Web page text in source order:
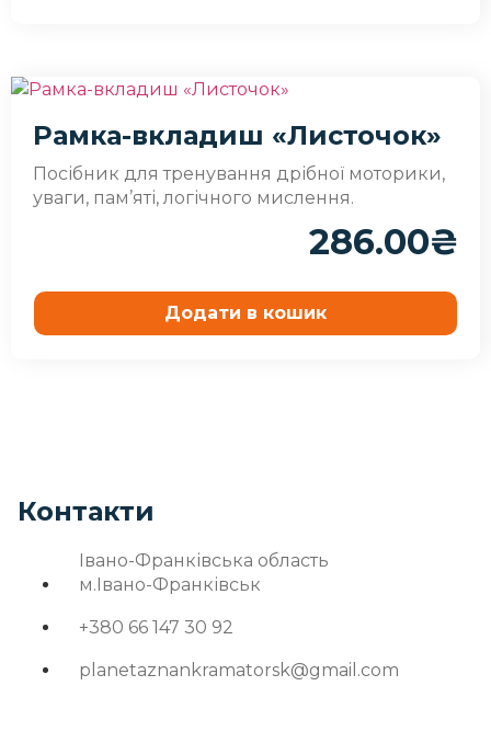
Рамка-вкладиш «Листочок»
Посібник для тренування дрібної моторики,
уваги, пам’яті, логічного мислення.
286.00₴
Додати в кошик
Контакти
Івано-Франківська область
м.Івано-Франківськ
+380 66 147 30 92
planetaznankramatorsk@gmail.com